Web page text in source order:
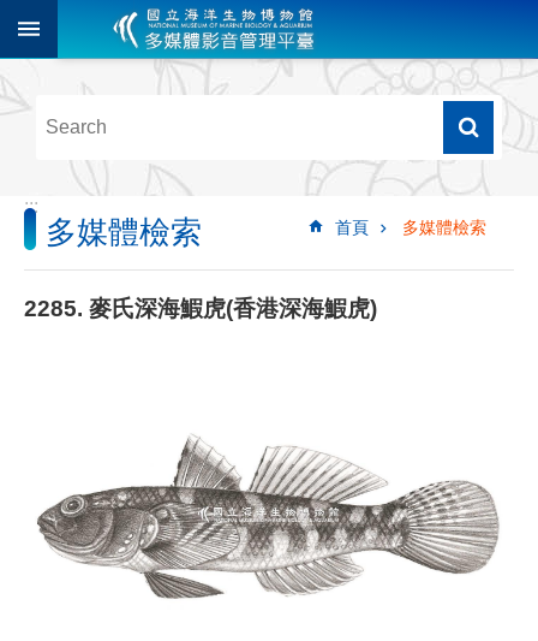
跳到主要內容區塊
階
尋
多
媒
檢
:::
首頁 多媒體檢索
多媒體檢索
2285. 麥氏深海鰕虎(香港深海鰕虎)